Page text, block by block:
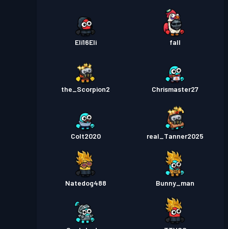
Eli16Eli fall
the_Scorpion2 Chrismaster27
Colt2020 real_Tanner2025
Natedog488 Bunny_man